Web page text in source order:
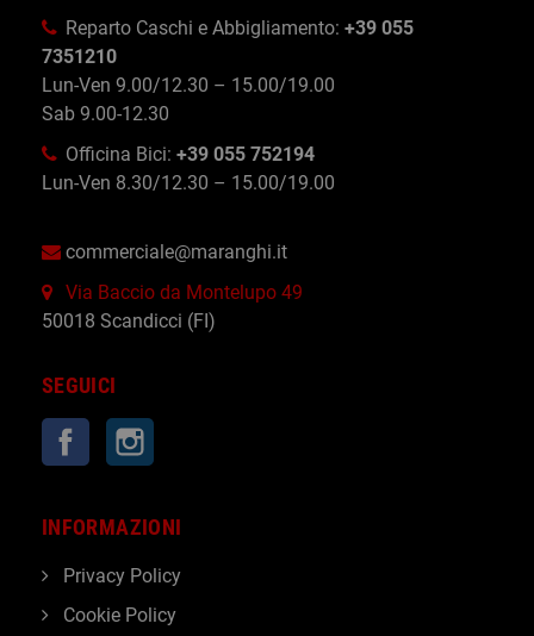
Reparto Caschi e Abbigliamento: +39 055
7351210
Lun-Ven 9.00/12.30 – 15.00/19.00
Sab 9.00-12.30
Officina Bici: +39 055 752194
Lun-Ven 8.30/12.30 – 15.00/19.00
commerciale@maranghi.it
Via Baccio da Montelupo 49
50018 Scandicci (FI)
SEGUICI
Facebook
INFORMAZIONI
Privacy Policy
Cookie Policy